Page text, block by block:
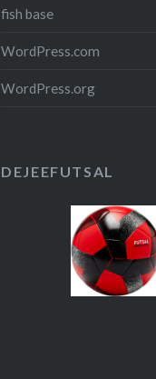
fish base
WordPress.com
WordPress.org
DEJEEFUTSAL